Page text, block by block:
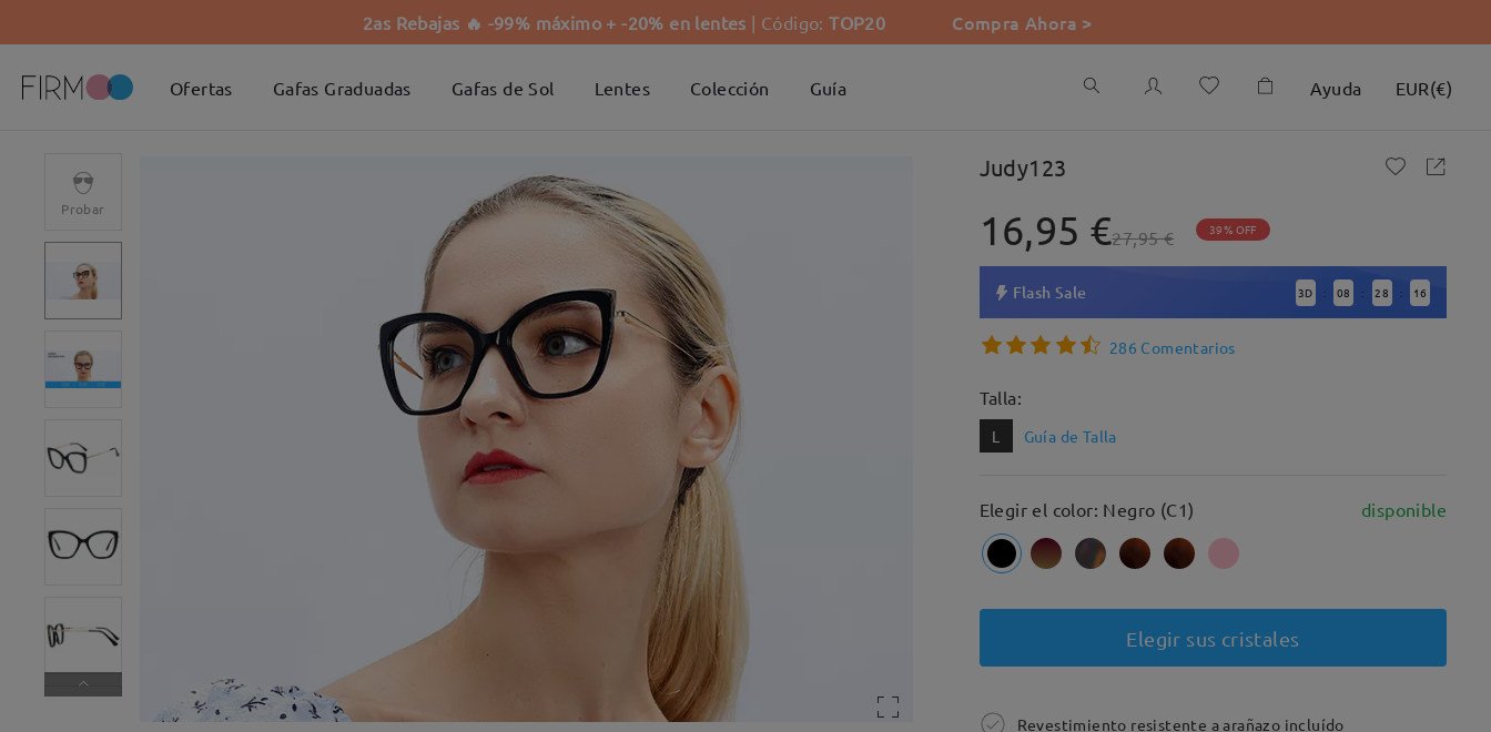
2as Rebajas 🔥 -99% máximo + -20% en lentes | Código:TOP20 Compra Ahora >
Ofertas Gafas Graduadas Gafas de Sol Lentes Colección Guía Ayuda EUR(€)
Probar
Judy123
16,95 €27,95 € 39% OFF
Flash Sale 3D : 08 : 28 : 15
286 Comentarios
Talla:
L Guía de Talla
Elegir el color: Negro (C1) disponible
Elegir sus cristales
Revestimiento resistente a arañazo incluído